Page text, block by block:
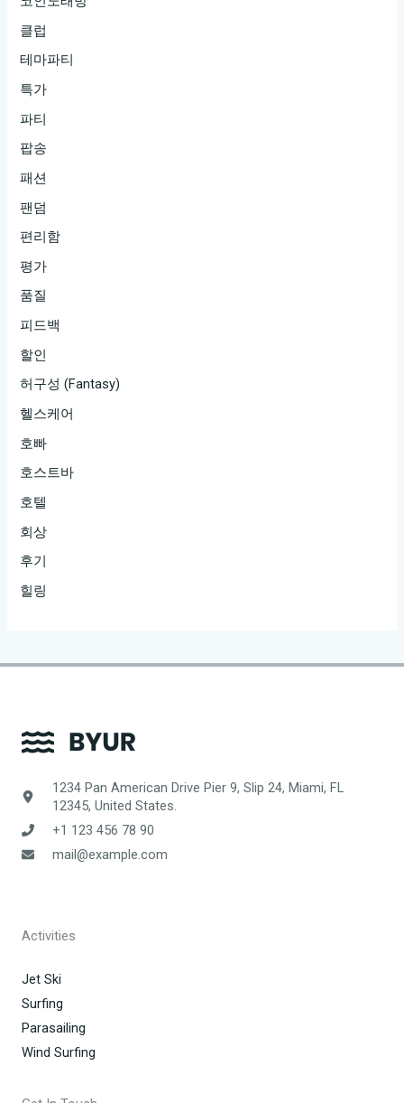
클럽
테마파티
특가
파티
팝송
패션
팬덤
편리함
평가
품질
피드백
할인
허구성 (Fantasy)
헬스케어
호빠
호스트바
호텔
회상
후기
힐링
1234 Pan American Drive Pier 9, Slip 24, Miami, FL
12345, United States.
+1 123 456 78 90
mail@example.com
Activities
Jet Ski
Surfing
Parasailing
Wind Surfing